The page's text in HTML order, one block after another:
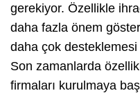
gerekiyor. Özellikle
daha fazla önem
daha çok
Son zamanlarda
firmaları kurulmaya